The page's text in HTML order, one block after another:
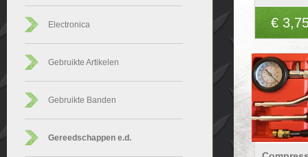
Electronica
Gebruikte Artikelen
Gebruikte Banden
Gereedschappen e.d.
€